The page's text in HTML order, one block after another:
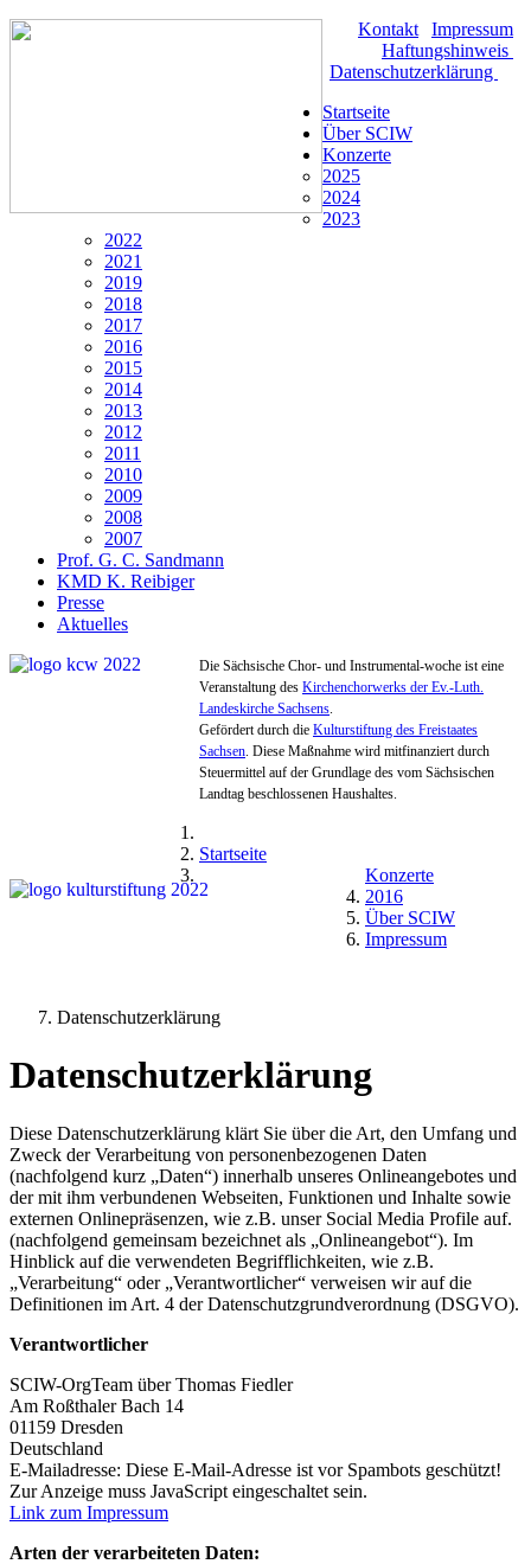
Kontakt Impressum
Haftungshinweis
Datenschutzerklärung
Startseite
Über SCIW
Konzerte
2025
2024
2023
2022
2021
2019
2018
2017
2016
2015
2014
2013
2012
2011
2010
2009
2008
2007
Prof. G. C. Sandmann
KMD K. Reibiger
Presse
Aktuelles
Die Sächsische Chor- und Instrumental-woche ist eine
Veranstaltung des Kirchenchorwerks der Ev.-Luth.
Landeskirche Sachsens.
Gefördert durch die Kulturstiftung des Freistaates
Sachsen. Diese Maßnahme wird mitfinanziert durch
Steuermittel auf der Grundlage des vom Sächsischen
Landtag beschlossenen Haushaltes.
Startseite
Konzerte
2016
Über SCIW
Impressum
Datenschutzerklärung
Datenschutzerklärung
Diese Datenschutzerklärung klärt Sie über die Art, den Umfang und
Zweck der Verarbeitung von personenbezogenen Daten
(nachfolgend kurz „Daten“) innerhalb unseres Onlineangebotes und
der mit ihm verbundenen Webseiten, Funktionen und Inhalte sowie
externen Onlinepräsenzen, wie z.B. unser Social Media Profile auf.
(nachfolgend gemeinsam bezeichnet als „Onlineangebot“). Im
Hinblick auf die verwendeten Begrifflichkeiten, wie z.B.
„Verarbeitung“ oder „Verantwortlicher“ verweisen wir auf die
Definitionen im Art. 4 der Datenschutzgrundverordnung (DSGVO).
Verantwortlicher
SCIW-OrgTeam über Thomas Fiedler
Am Roßthaler Bach 14
01159 Dresden
Deutschland
E-Mailadresse: Diese E-Mail-Adresse ist vor Spambots geschützt!
Zur Anzeige muss JavaScript eingeschaltet sein.
Link zum Impressum
Arten der verarbeiteten Daten: